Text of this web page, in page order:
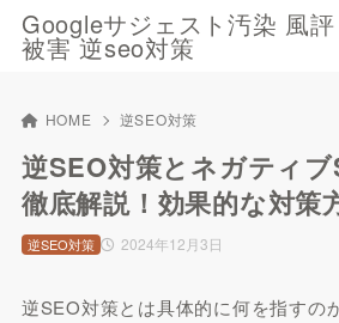
Googleサジェスト汚染 風評
被害 逆seo対策
HOME 逆SEO対策
逆SEO対策とネガティ
徹底解説！効果的な対策
2024年12月3日
逆SEO対策
逆SEO対策とは具体的に何を指すの